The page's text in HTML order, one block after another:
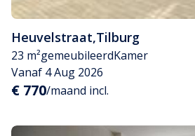
Heuvelstraat,Tilburg
23 m²gemeubileerdKamer
Vanaf 4 Aug 2026
€ 770/maand incl.